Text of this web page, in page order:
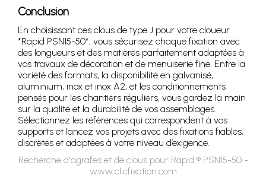
Conclusion
En choisissant ces clous de type J pour votre cloueur
*Rapid PSN15-50*, vous sécurisez chaque fixation avec
des longueurs et des matières parfaitement adaptées à
vos travaux de décoration et de menuiserie fine. Entre la
variété des formats, la disponibilité en galvanisé,
aluminium, inox et inox A2, et les conditionnements
pensés pour les chantiers réguliers, vous gardez la main
sur la qualité et la durabilité de vos assemblages.
Sélectionnez les références qui correspondent à vos
supports et lancez vos projets avec des fixations fiables,
discrètes et adaptées à votre niveau d’exigence.
Recherche d'agrafes et de clous pour Rapid ® PSN15-50 -
www.clicfixation.com